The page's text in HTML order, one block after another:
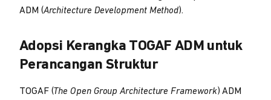
ADM (Architecture Development Method).
Adopsi Kerangka TOGAF ADM untuk
Perancangan Struktur
TOGAF (The Open Group Architecture Framework) ADM